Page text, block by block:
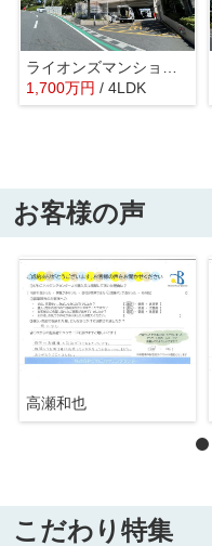
1,700万円 / 4LDK
お客様の声
高瀬和也
こだわり特集